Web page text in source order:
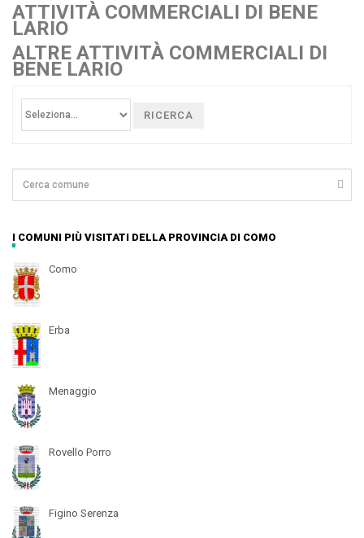
ATTIVITÀ COMMERCIALI DI BENE
LARIO
ALTRE ATTIVITÀ COMMERCIALI DI
BENE LARIO
RICERCA
I COMUNI PIÙ VISITATI DELLA PROVINCIA DI COMO
Como
Erba
Menaggio
Rovello Porro
Figino Serenza